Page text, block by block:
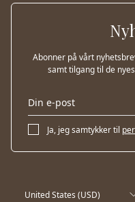
Abonner på vårt
samt tilgang til de
Ja, jeg samtykker til